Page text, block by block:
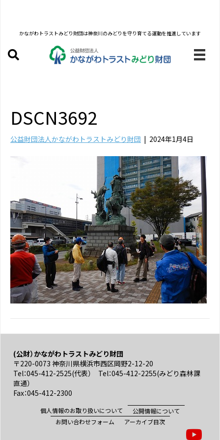
かながわトラストみどり財団は神奈川のみどりを守り育てる運動を推進しています
DSCN3692
公益財団法人かながわトラストみどり財団 | 2024年1月4日
(公財）かながわトラストみどり財団
〒220-0073 神奈川県横浜市西区岡野2-12-20
Tel：045-412-2525(代表） Tel：045-412-2255(みどり森林課
直通）
Fax：045-412-2300
個人情報のお取り扱いについて
公開情報について
お問い合わせフォーム
アーカイブ目次